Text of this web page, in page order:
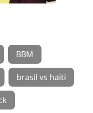
BBM
brasil vs haiti